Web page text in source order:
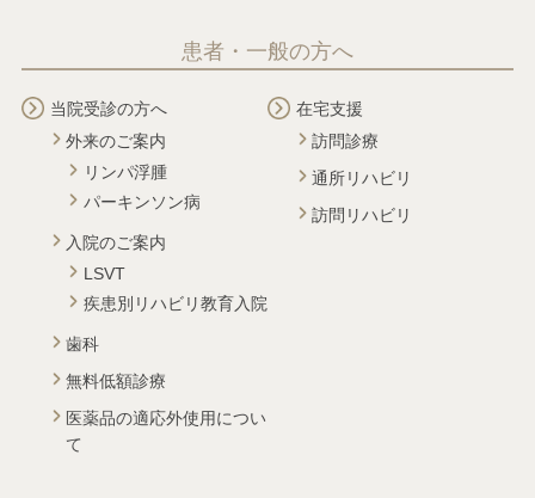
患者・一般の方へ
当院受診の方へ
外来のご案内
リンパ浮腫
パーキンソン病
入院のご案内
LSVT
疾患別リハビリ教育入院
歯科
無料低額診療
医薬品の適応外使用につい
て
在宅支援
訪問診療
通所リハビリ
訪問リハビリ